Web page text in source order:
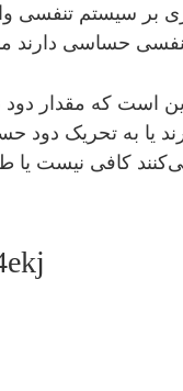
بر سیستم تنفسی
است که مقدار دود
یا به تحریک دود
کافی نیست یا